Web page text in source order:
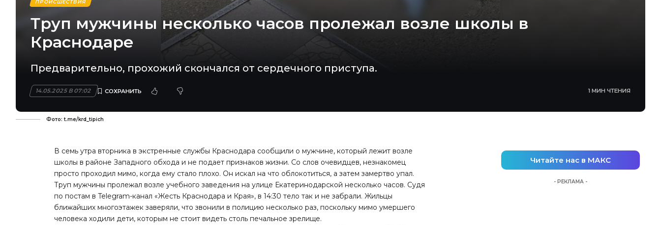
ПРОИСШЕСТВИЯ
Труп мужчины несколько часов пролежал возле школы в
Краснодаре
Предварительно, прохожий скончался от сердечного приступа.
14.05.2025 В 07:02 1 МИН ЧТЕНИЯ
Фото: t.me/krd_tipich
В семь утра вторника в экстренные службы Краснодара сообщили о мужчине, который лежит возле
школы в районе Западного обхода и не подает признаков жизни. Со слов очевидцев, незнакомец
просто проходил мимо, когда ему стало плохо. Он искал на что облокотиться, а затем замертво упал.
Труп мужчины пролежал возле учебного заведения на улице Екатеринодарской несколько часов. Судя
по постам в Telegram-канал «Жесть Краснодара и Края», в 14:30 тело так и не забрали. Жильцы
ближайших многоэтажек заверяли, что звонили в полицию несколько раз, поскольку мимо умершего
человека ходили дети, которым не стоит видеть столь печальное зрелище.
Читайте нас в МАКС
- РЕКЛАМА -